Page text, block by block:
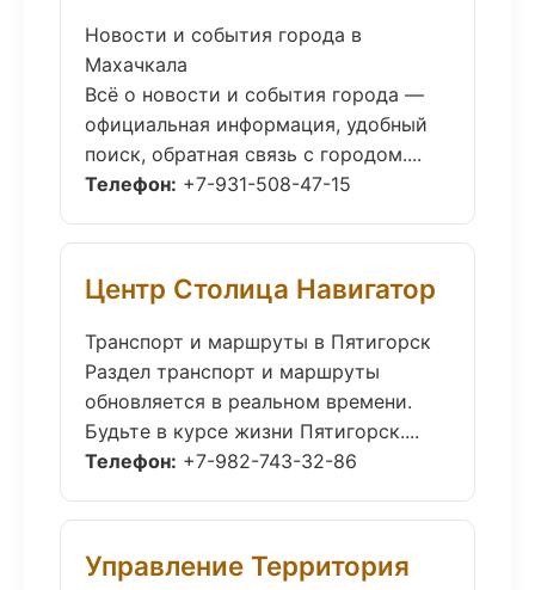
Новости и события города в
Махачкала
Всё о новости и события города —
официальная информация, удобный
поиск, обратная связь с городом....
Телефон: +7-931-508-47-15
Центр Столица Навигатор
Транспорт и маршруты в Пятигорск
Раздел транспорт и маршруты
обновляется в реальном времени.
Будьте в курсе жизни Пятигорск....
Телефон: +7-982-743-32-86
Управление Территория